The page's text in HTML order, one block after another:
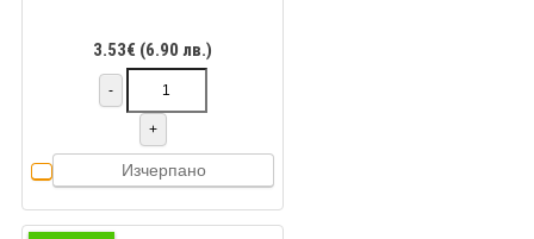
3.53€ (6.90 лв.)
-
+
Изчерпано